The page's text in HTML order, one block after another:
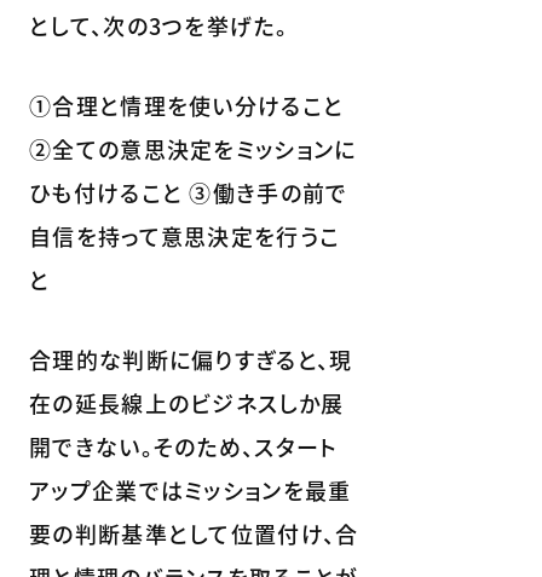
として、次の3つを挙げた。
①合理と情理を使い分けること
②全ての意思決定をミッションに
ひも付けること ③働き手の前で
自信を持って意思決定を行うこ
と
合理的な判断に偏りすぎると、現
在の延長線上のビジネスしか展
開できない。そのため、スタート
アップ企業ではミッションを最重
要の判断基準として位置付け、合